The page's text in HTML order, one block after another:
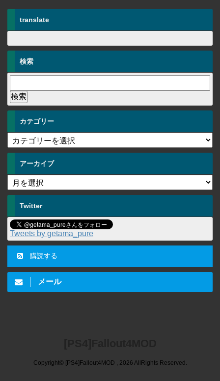
translate
検索
カテゴリー
アーカイブ
Twitter
Tweets by getama_pure
購読する
メール
Copyright© [PS4]Fallout4MOD , 2026 AllRights Reserved.